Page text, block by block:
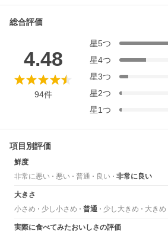
総合評価
4.48
94件
星5つ
星4つ
星3つ
星2つ
星1つ
項目別評価
鮮度
非常に悪い
悪い 普通 良い 非常に良い
大きさ
小さめ
少し小さめ 普通 少し大きめ 大きめ
実際に食べてみたおいしさの評価